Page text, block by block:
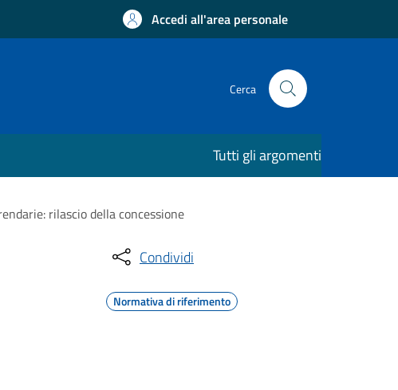
Accedi all'area personale
Cerca
Tutti gli argomenti
rilascio della concessione
Condividi
Normativa di riferimento